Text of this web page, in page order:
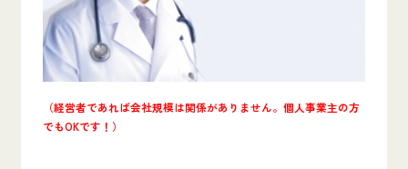
（経営者であれば会社規模は関係がありません。個人事業主の方
でもOKです！）